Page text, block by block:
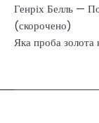
Генріх Белль —
(скорочено)
Яка проба